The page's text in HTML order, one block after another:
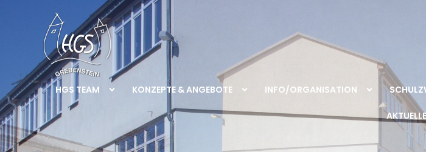
HGS TEAM KONZEPTE & ANGEBOTE INFO/ORGANISATION